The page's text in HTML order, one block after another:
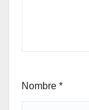
Nombre *